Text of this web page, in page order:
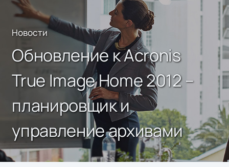
Новости
Обновление к Acronis
True Image Home 2012 –
планировщик и
управление архивами